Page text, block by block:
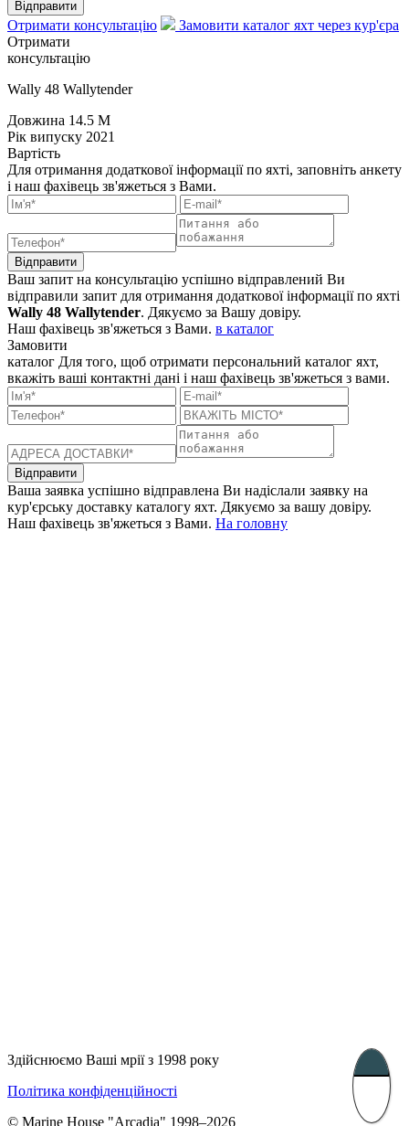
Відправити
Отримати консультацію
Замовити каталог яхт через кур'єра
Отримати
консультацію
Wally 48 Wallytender
Довжина 14.5 M
Рік випуску 2021
Вартість
Для отримання додаткової інформації по яхті, заповніть анкету
і наш фахівець зв'яжеться з Вами.
Відправити
Ваш запит на консультацію успішно відправлений Ви
відправили запит для отримання додаткової інформації по яхті
Wally 48 Wallytender. Дякуємо за Вашу довіру.
Наш фахівець зв'яжеться з Вами. в каталог
Замовити
каталог Для того, щоб отримати персональний каталог яхт,
вкажіть ваші контактні дані і наш фахівець зв'яжеться з вами.
Відправити
Ваша заявка успішно відправлена Ви надіслали заявку на
кур'єрську доставку каталогу яхт. Дякуємо за вашу довіру.
Наш фахівець зв'яжеться з Вами. На головну
Здійснюємо Ваші мрії з 1998 року
Політика конфіденційності
© Marine House "Arcadia" 1998–2026